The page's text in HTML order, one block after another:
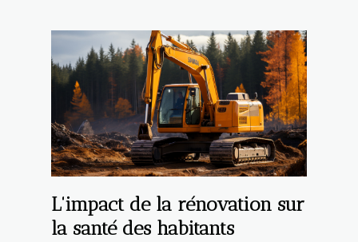
L'impact de la rénovation sur
la santé des habitants